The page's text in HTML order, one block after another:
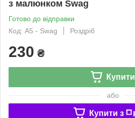
з малюнком Swag
Готово до відправки
Код: A5 - Swag
Роздріб
230 ₴
Купити
або
Купити з